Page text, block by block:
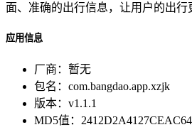
面、准确的出行信息，让用户的出行
应用信息
厂商： 暂无
包名： com.bangdao.app.xzjk
版本： v1.1.1
MD5值：